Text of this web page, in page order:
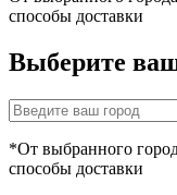
способы доставки
Выберите
*От выбранного
способы доставки